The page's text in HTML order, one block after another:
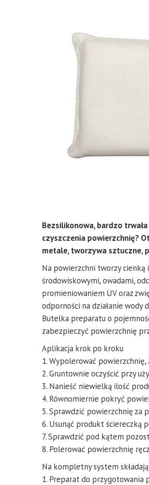
Bezsilikonowa, bardzo
czyszczenia powierzchnię?
metale, tworzywa sztuczne,
Na powierzchni tworzy cienką
środowiskowymi, owadami,
promieniowaniem UV oraz
odporności na działanie wody
Butelka preparatu o
zabezpieczyć powierzchnię
Aplikacja krok po kroku
1. Wypolerować powierzchnię,
2. Gruntownie oczyścić przy
3. Nanieść niewielką ilość
4. Równomiernie pokryć
5. Sprawdzić powierzchnię za
6. Usunąć produkt ściereczką
7. Sprawdzić pod kątem
8. Polerować powierzchnię
Na kompletny system
1. Preparat do przygotowania